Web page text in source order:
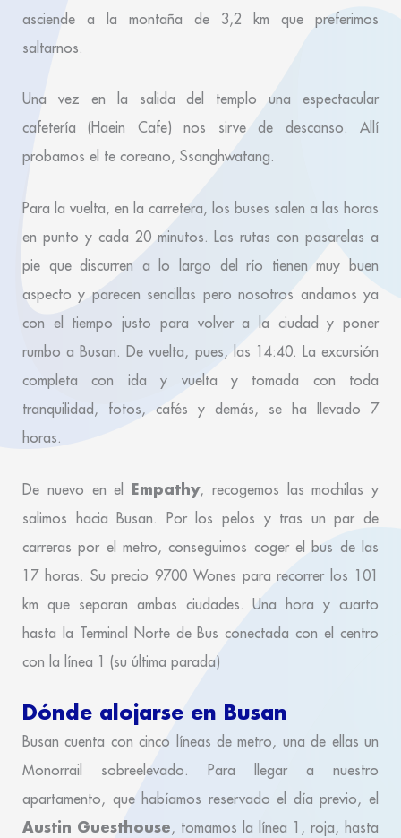
asciende a la montaña de 3,2 km que preferimos
saltarnos.
Una vez en la salida del templo una espectacular
cafetería (Haein Cafe) nos sirve de descanso. Allí
probamos el te coreano, Ssanghwatang.
Para la vuelta, en la carretera, los buses salen a las horas
en punto y cada 20 minutos. Las rutas con pasarelas a
pie que discurren a lo largo del río tienen muy buen
aspecto y parecen sencillas pero nosotros andamos ya
con el tiempo justo para volver a la ciudad y poner
rumbo a Busan. De vuelta, pues, las 14:40. La excursión
completa con ida y vuelta y tomada con toda
tranquilidad, fotos, cafés y demás, se ha llevado 7
horas.
De nuevo en el Empathy, recogemos las mochilas y
salimos hacia Busan. Por los pelos y tras un par de
carreras por el metro, conseguimos coger el bus de las
17 horas. Su precio 9700 Wones para recorrer los 101
km que separan ambas ciudades. Una hora y cuarto
hasta la Terminal Norte de Bus conectada con el centro
con la línea 1 (su última parada)
Dónde alojarse en Busan
Busan cuenta con cinco líneas de metro, una de ellas un
Monorrail sobreelevado. Para llegar a nuestro
apartamento, que habíamos reservado el día previo, el
Austin Guesthouse, tomamos la línea 1, roja, hasta